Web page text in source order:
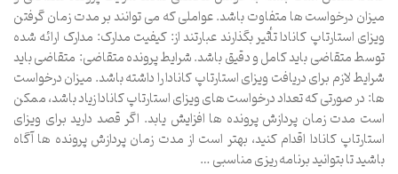
میزان درخواست ها متفاوت باشد. عواملی که می توانند بر مدت زمان گرفتن
ویزای استارتاپ کانادا تأثیر بگذارند عبارتند از: کیفیت مدارک: مدارک ارائه شده
توسط متقاضی باید کامل و دقیق باشد. شرایط پرونده متقاضی: متقاضی باید
شرایط لازم برای دریافت ویزای استارتاپ کانادا را داشته باشد. میزان درخواست
ها: در صورتی که تعداد درخواست های ویزای استارتاپ کانادا زیاد باشد، ممکن
است مدت زمان پردازش پرونده ها افزایش یابد. اگر قصد دارید برای ویزای
استارتاپ کانادا اقدام کنید، بهتر است از مدت زمان پردازش پرونده ها آگاه
باشید تا بتوانید برنامه ریزی مناسبی …